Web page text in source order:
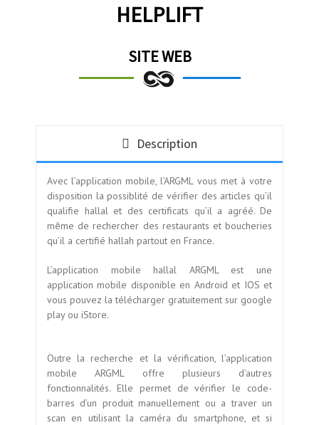
HELPLIFT
SITE WEB
Description
Avec l’application mobile, l’ARGML vous met à votre
disposition la possiblité de vérifier des articles qu’il
qualifie hallal et des certificats qu’il a agréé. De
même de rechercher des restaurants et boucheries
qu’il a certifié hallah partout en France.
L’application mobile hallal ARGML est une
application mobile disponible en Android et IOS et
vous pouvez la télécharger gratuitement sur google
play ou iStore.
Outre la recherche et la vérification, l’application
mobile ARGML offre plusieurs d’autres
fonctionnalités. Elle permet de vérifier le code-
barres d’un produit manuellement ou a traver un
scan en utilisant la caméra du smartphone, et si